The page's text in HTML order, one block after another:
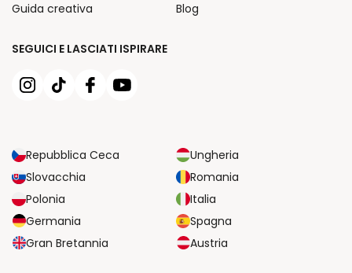
SEGUICI E LASCIATI ISPIRARE
Repubblica Ceca
Ungheria
Slovacchia
Romania
Polonia
Italia
Germania
Spagna
Gran Bretannia
Austria
Guida creativa
Blog